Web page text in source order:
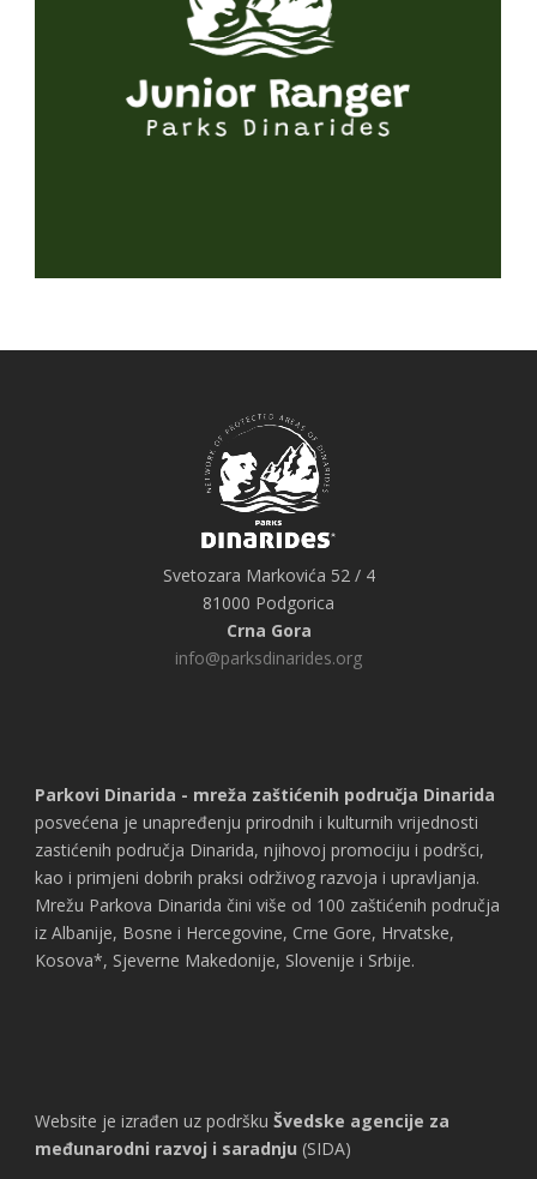
Svetozara Markovića 52 / 4
81000 Podgorica
Crna Gora
info@parksdinarides.org
Parkovi Dinarida - mreža zaštićenih područja Dinarida
posvećena je unapređenju prirodnih i kulturnih vrijednosti
zastićenih područja Dinarida, njihovoj promociju i podršci,
kao i primjeni dobrih praksi održivog razvoja i upravljanja.
Mrežu Parkova Dinarida čini više od 100 zaštićenih područja
iz Albanije, Bosne i Hercegovine, Crne Gore, Hrvatske,
Kosova*, Sjeverne Makedonije, Slovenije i Srbije.
Website je izrađen uz podršku Švedske agencije za
međunarodni razvoj i saradnju (SIDA)